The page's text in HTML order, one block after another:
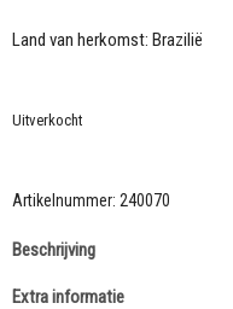
Land van herkomst: Brazilië
Uitverkocht
Artikelnummer: 240070
Beschrijving
Extra informatie